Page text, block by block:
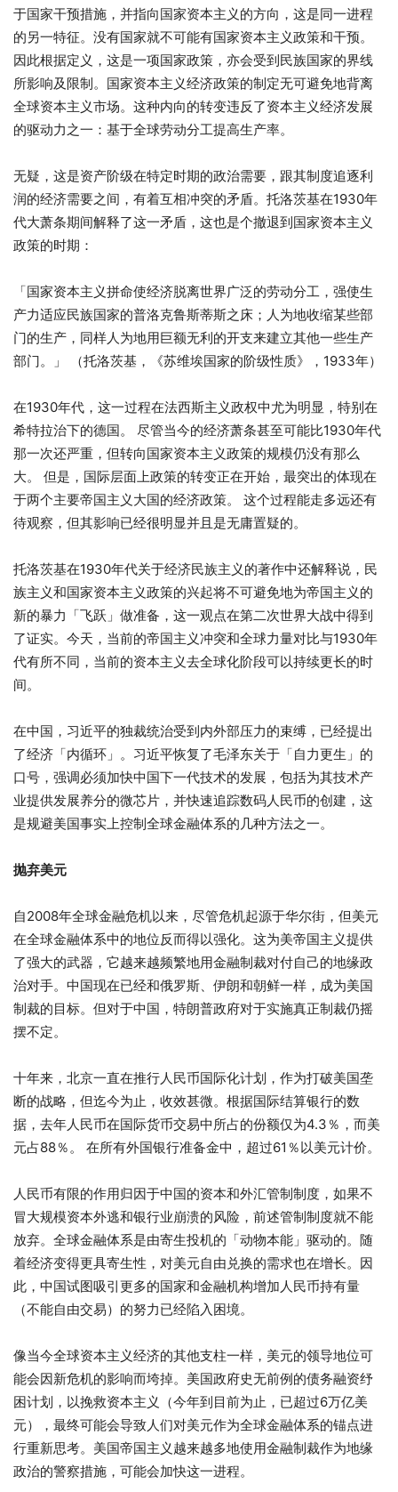
于国家干预措施，并指向国家资本主义的方向，这是同一进程
的另一特征。没有国家就不可能有国家资本主义政策和干预。
因此根据定义，这是一项国家政策，亦会受到民族国家的界线
所影响及限制。国家资本主义经济政策的制定无可避免地背离
全球资本主义市场。这种内向的转变违反了资本主义经济发展
的驱动力之一：基于全球劳动分工提高生产率。
无疑，这是资产阶级在特定时期的政治需要，跟其制度追逐利
润的经济需要之间，有着互相冲突的矛盾。托洛茨基在1930年
代大萧条期间解释了这一矛盾，这也是个撤退到国家资本主义
政策的时期：
「国家资本主义拼命使经济脱离世界广泛的劳动分工，强使生
产力适应民族国家的普洛克鲁斯蒂斯之床；人为地收缩某些部
门的生产，同样人为地用巨额无利的开支来建立其他一些生产
部门。」 （托洛茨基，《苏维埃国家的阶级性质》，1933年）
在1930年代，这一过程在法西斯主义政权中尤为明显，特别在
希特拉治下的德国。 尽管当今的经济萧条甚至可能比1930年代
那一次还严重，但转向国家资本主义政策的规模仍没有那么
大。 但是，国际层面上政策的转变正在开始，最突出的体现在
于两个主要帝国主义大国的经济政策。 这个过程能走多远还有
待观察，但其影响已经很明显并且是无庸置疑的。
托洛茨基在1930年代关于经济民族主义的著作中还解释说，民
族主义和国家资本主义政策的兴起将不可避免地为帝国主义的
新的暴力「飞跃」做准备，这一观点在第二次世界大战中得到
了证实。今天，当前的帝国主义冲突和全球力量对比与1930年
代有所不同，当前的资本主义去全球化阶段可以持续更长的时
间。
在中国，习近平的独裁统治受到内外部压力的束缚，已经提出
了经济「内循环」。习近平恢复了毛泽东关于「自力更生」的
口号，强调必须加快中国下一代技术的发展，包括为其技术产
业提供发展养分的微芯片，并快速追踪数码人民币的创建，这
是规避美国事实上控制全球金融体系的几种方法之一。
抛弃美元
自2008年全球金融危机以来，尽管危机起源于华尔街，但美元
在全球金融体系中的地位反而得以强化。这为美帝国主义提供
了强大的武器，它越来越频繁地用金融制裁对付自己的地缘政
治对手。中国现在已经和俄罗斯、伊朗和朝鲜一样，成为美国
制裁的目标。但对于中国，特朗普政府对于实施真正制裁仍摇
摆不定。
十年来，北京一直在推行人民币国际化计划，作为打破美国垄
断的战略，但迄今为止，收效甚微。根据国际结算银行的数
据，去年人民币在国际货币交易中所占的份额仅为4.3％，而美
元占88％。 在所有外国银行准备金中，超过61％以美元计价。
人民币有限的作用归因于中国的资本和外汇管制制度，如果不
冒大规模资本外逃和银行业崩溃的风险，前述管制制度就不能
放弃。全球金融体系是由寄生投机的「动物本能」驱动的。随
着经济变得更具寄生性，对美元自由兑换的需求也在增长。因
此，中国试图吸引更多的国家和金融机构增加人民币持有量
（不能自由交易）的努力已经陷入困境。
像当今全球资本主义经济的其他支柱一样，美元的领导地位可
能会因新危机的影响而垮掉。美国政府史无前例的债务融资纾
困计划，以挽救资本主义（今年到目前为止，已超过6万亿美
元），最终可能会导致人们对美元作为全球金融体系的锚点进
行重新思考。美国帝国主义越来越多地使用金融制裁作为地缘
政治的警察措施，可能会加快这一进程。